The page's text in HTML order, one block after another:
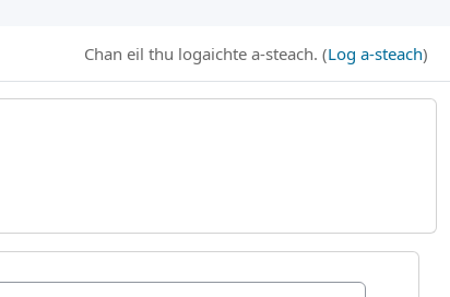
Chan eil thu logaichte a-steach. (Log a-steach)